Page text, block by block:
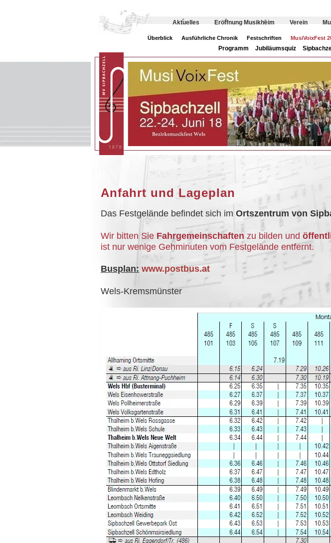
Aktuelles Eröffnung Musikheim Verein
Überblick Ausführliche Chronik Festschriften MusiVoixFest
Programm Jubiläumsquiz
Anfahrt und Lageplan
Das Festgelände befindet sich im Ortszentrum von
Wir bitten Sie Fahrgemeinschaftenzu bilden und
ist nur wenige Gehminuten vom Festgelände entfernt.
Busplan: www.postbus.at
Wels-Kremsmünster